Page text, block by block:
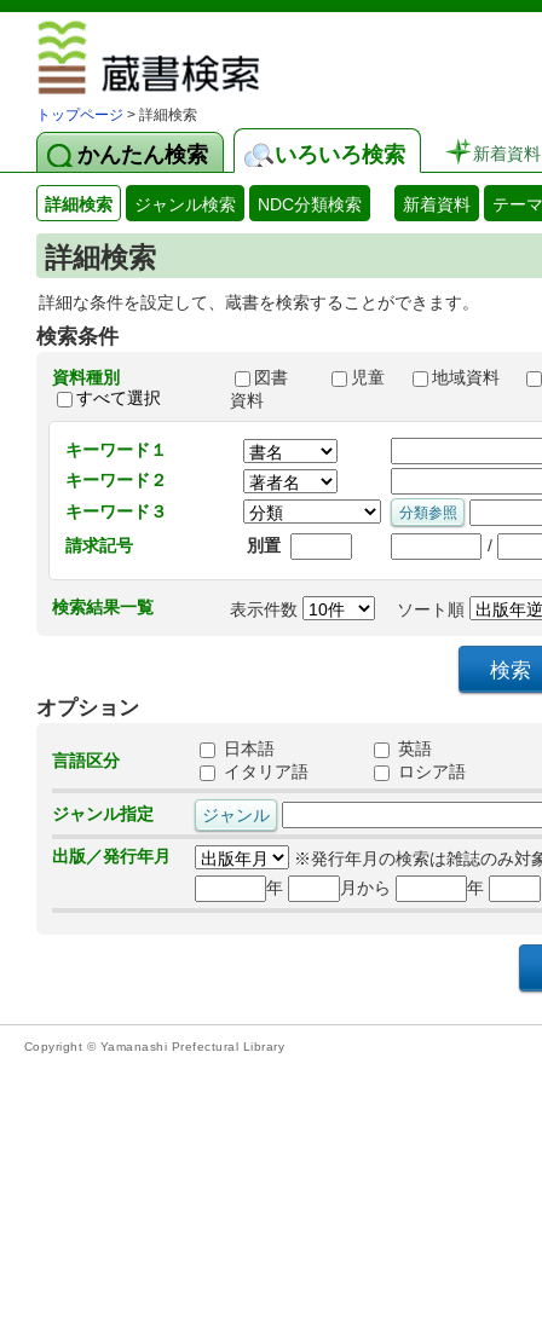
トップページ > 詳細検索
かんたん検索 いろいろ検索 新着資料
詳細検索 ジャンル検索 NDC分類検索 新着資料 テー
詳細検索
詳細な条件を設定して、蔵書を検索することができます。
検索条件
資料種別
すべて選択
図書 児童
地域資料
資料
キーワード１
キーワード２
キーワード３
請求記号
別置 /
検索結果一覧 表示件数 ソート順
オプション
言語区分
日本語
英語
イタリア語
ロシア語
ジャンル指定
出版／発行年月
※発行年月の検索は雑誌のみ対
年
月から 年
Copyright © Yamanashi Prefectural Library